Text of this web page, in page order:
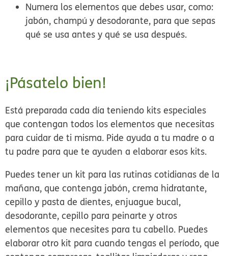
Numera los elementos que debes usar, como:
jabón, champú y desodorante, para que sepas
qué se usa antes y qué se usa después.
¡Pásatelo bien!
Está preparada cada día teniendo kits especiales
que contengan todos los elementos que necesitas
para cuidar de ti misma. Pide ayuda a tu madre o a
tu padre para que te ayuden a elaborar esos kits.
Puedes tener un kit para las rutinas cotidianas de la
mañana, que contenga jabón, crema hidratante,
cepillo y pasta de dientes, enjuague bucal,
desodorante, cepillo para peinarte y otros
elementos que necesites para tu cabello. Puedes
elaborar otro kit para cuando tengas el período, que